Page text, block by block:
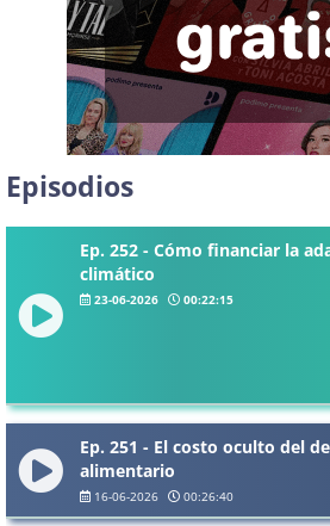
Episodios
Ep. 252 - Cómo financiar la
climático
23-06-2026 00:22:15
Ep. 251 - El costo oculto del
alimentario
16-06-2026 00:26:40